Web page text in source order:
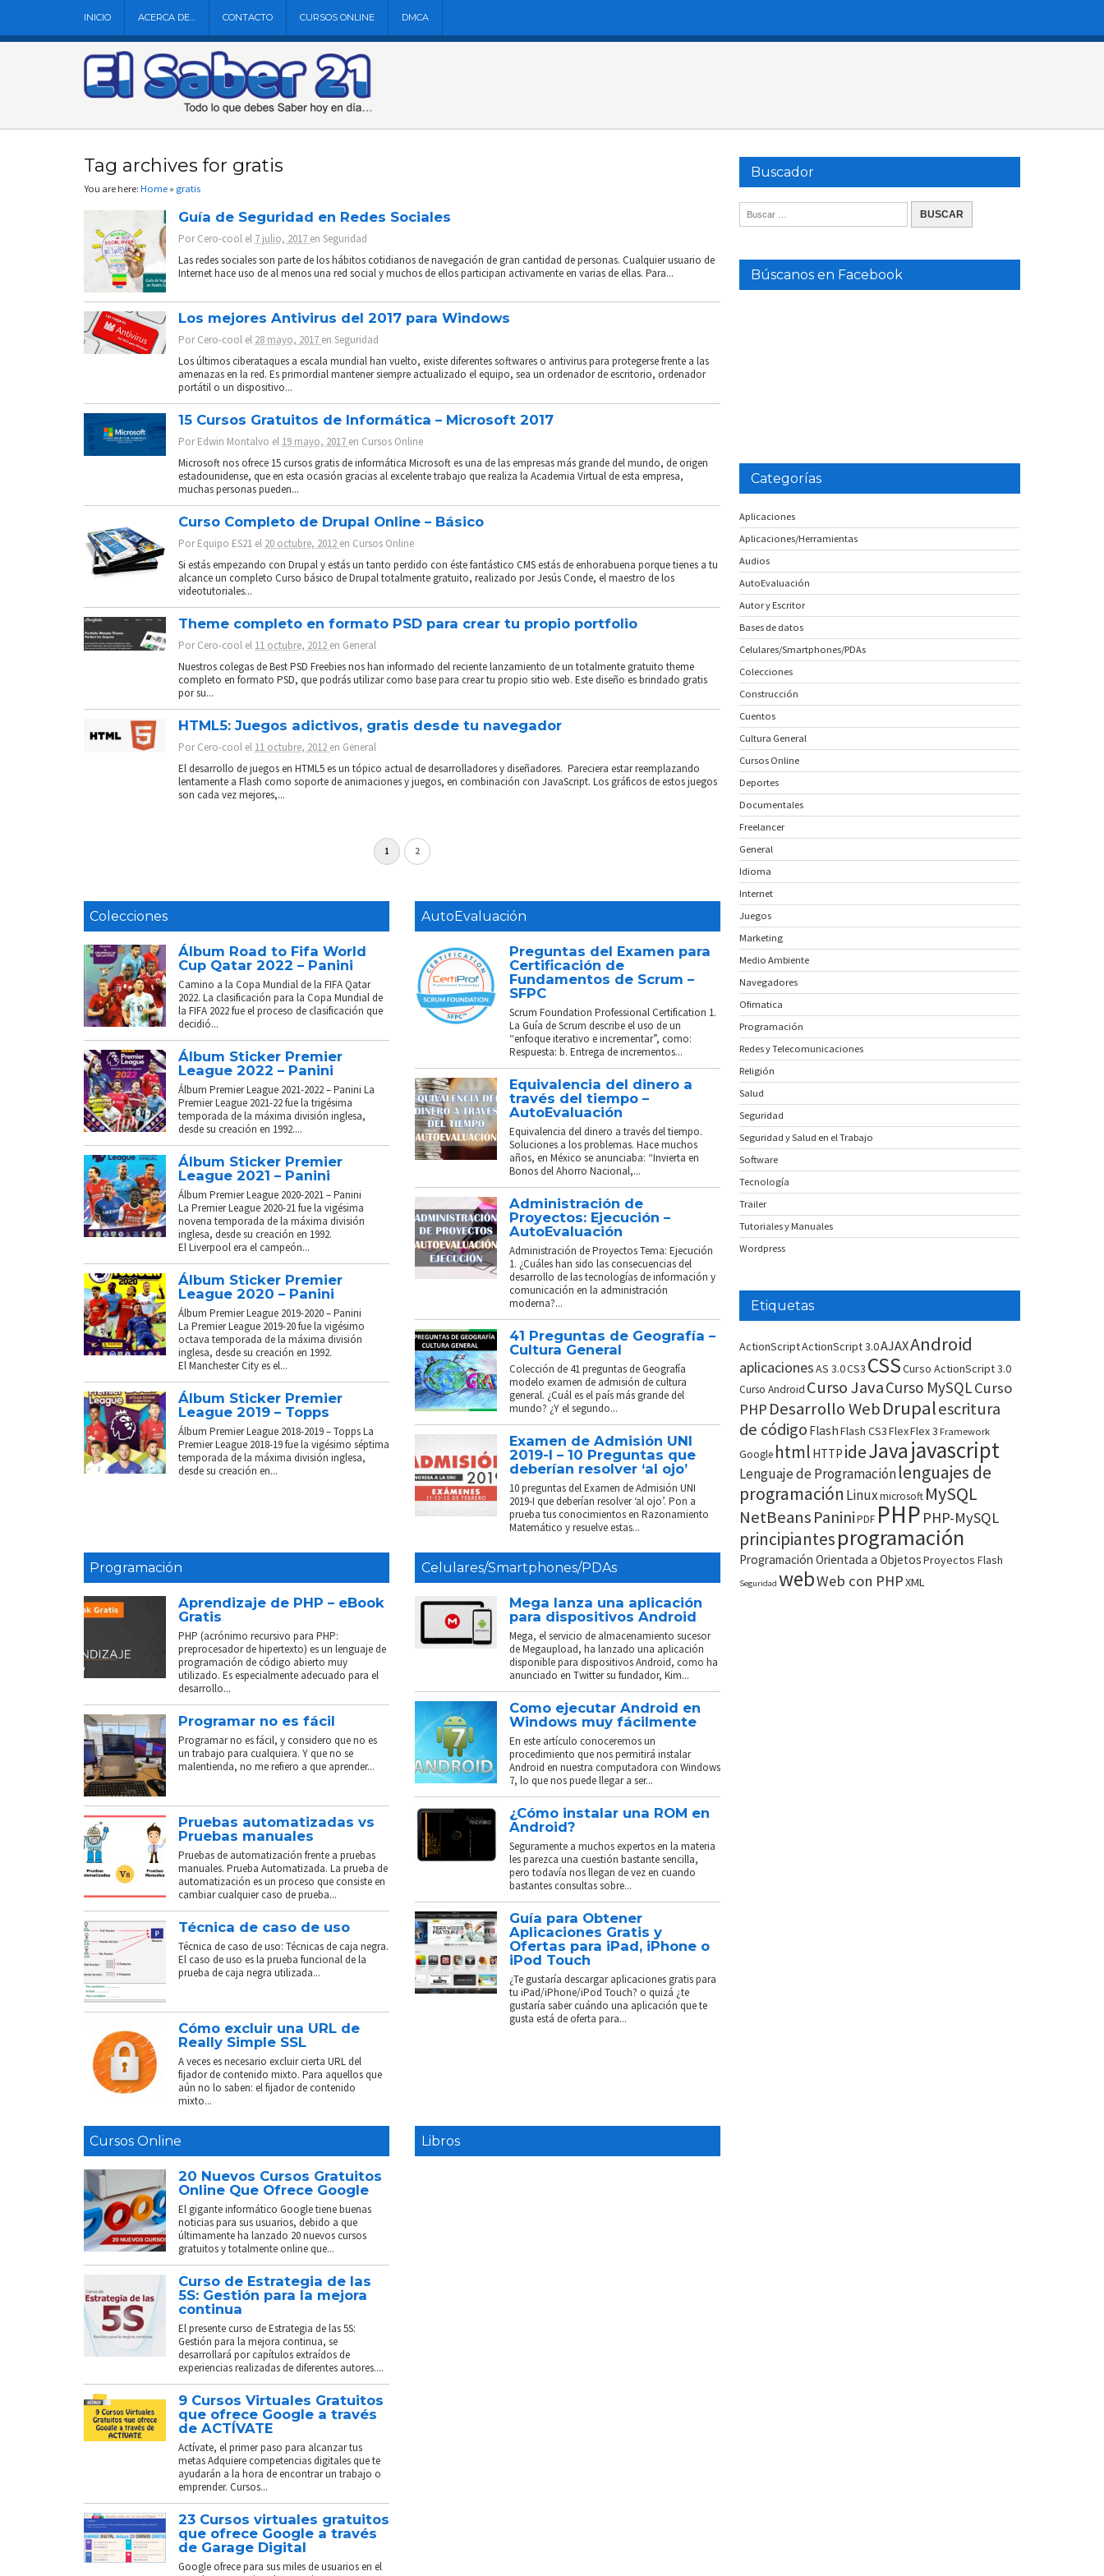
INICIO ACERCA DE… CONTACTO CURSOS ONLINE DMCA
Tag archives for gratis
You are here: Home » gratis
Guía de Seguridad en Redes Sociales
PorCero-cool el 7 julio, 2017 en Seguridad
Las redes sociales son parte de los hábitos cotidianos de navegación de gran cantidad de personas. Cualquier usuario de
Internet hace uso de al menos una red social y muchos de ellos participan activamente en varias de ellas. Para...
Los mejores Antivirus del 2017 para Windows
PorCero-cool el 28 mayo, 2017 en Seguridad
Los últimos ciberataques a escala mundial han vuelto, existe diferentes softwares o antivirus para protegerse frente a las
amenazas en la red. Es primordial mantener siempre actualizado el equipo, sea un ordenador de escritorio, ordenador
portátil o un dispositivo...
15 Cursos Gratuitos de Informática – Microsoft 2017
PorEdwin Montalvo el 19 mayo, 2017 en Cursos Online
Microsoft nos ofrece 15 cursos gratis de informática Microsoft es una de las empresas más grande del mundo, de origen
estadounidense, que en esta ocasión gracias al excelente trabajo que realiza la Academia Virtual de esta empresa,
muchas personas pueden...
Curso Completo de Drupal Online – Básico
PorEquipo ES21 el 20 octubre, 2012 en Cursos Online
Si estás empezando con Drupal y estás un tanto perdido con éste fantástico CMS estás de enhorabuena porque tienes a tu
alcance un completo Curso básico de Drupal totalmente gratuito, realizado por Jesús Conde, el maestro de los
videotutoriales...
Theme completo en formato PSD para crear tu propio portfolio
PorCero-cool el 11 octubre, 2012 en General
Nuestros colegas de Best PSD Freebies nos han informado del reciente lanzamiento de un totalmente gratuito theme
completo en formato PSD, que podrás utilizar como base para crear tu propio sitio web. Este diseño es brindado gratis
por su...
HTML5: Juegos adictivos, gratis desde tu navegador
PorCero-cool el 11 octubre, 2012 en General
El desarrollo de juegos en HTML5 es un tópico actual de desarrolladores y diseñadores. Pareciera estar reemplazando
lentamente a Flash como soporte de animaciones y juegos, en combinación con JavaScript. Los gráficos de estos juegos
son cada vez mejores,...
1 2
Colecciones
Álbum Road to Fifa World
Cup Qatar 2022 – Panini
Camino a la Copa Mundial de la FIFA Qatar
2022. La clasificación para la Copa Mundial de
la FIFA 2022 fue el proceso de clasificación que
decidió...
Álbum Sticker Premier
League 2022 – Panini
Álbum Premier League 2021-2022 – Panini La
Premier League 2021-22 fue la trigésima
temporada de la máxima división inglesa,
desde su creación en 1992....
Álbum Sticker Premier
League 2021 – Panini
Álbum Premier League 2020-2021 – Panini
La Premier League 2020-21 fue la vigésima
novena temporada de la máxima división
inglesa, desde su creación en 1992.
El Liverpool era el campeón...
Álbum Sticker Premier
League 2020 – Panini
Álbum Premier League 2019-2020 – Panini
La Premier League 2019-20 fue la vigésimo
octava temporada de la máxima división
inglesa, desde su creación en 1992.
El Manchester City es el...
Álbum Sticker Premier
League 2019 – Topps
Álbum Premier League 2018-2019 – Topps La
Premier League 2018-19 fue la vigésimo séptima
temporada de la máxima división inglesa,
desde su creación en...
AutoEvaluación
Preguntas del Examen para
Certificación de
Fundamentos de Scrum –
SFPC
Scrum Foundation Professional Certification 1.
La Guía de Scrum describe el uso de un
“enfoque iterativo e incrementar”, como:
Respuesta: b. Entrega de incrementos...
Equivalencia del dinero a
través del tiempo –
AutoEvaluación
Equivalencia del dinero a través del tiempo.
Soluciones a los problemas. Hace muchos
años, en México se anunciaba: “Invierta en
Bonos del Ahorro Nacional,...
Administración de
Proyectos: Ejecución –
AutoEvaluación
Administración de Proyectos Tema: Ejecución
1. ¿Cuáles han sido las consecuencias del
desarrollo de las tecnologías de información y
comunicación en la administración
moderna?...
41 Preguntas de Geografía –
Cultura General
Colección de 41 preguntas de Geografía
modelo examen de admisión de cultura
general. ¿Cuál es el país más grande del
mundo? ¿Y el segundo...
Examen de Admisión UNI
2019-I – 10 Preguntas que
deberían resolver ‘al ojo’
10 preguntas del Examen de Admisión UNI
2019-I que deberían resolver ‘al ojo’. Pon a
prueba tus conocimientos en Razonamiento
Matemático y resuelve estas...
Programación
Aprendizaje de PHP – eBook
Gratis
PHP (acrónimo recursivo para PHP:
preprocesador de hipertexto) es un lenguaje de
programación de código abierto muy
utilizado. Es especialmente adecuado para el
desarrollo...
Programar no es fácil
Programar no es fácil, y considero que no es
un trabajo para cualquiera. Y que no se
malentienda, no me refiero a que aprender...
Pruebas automatizadas vs
Pruebas manuales
Pruebas de automatización frente a pruebas
manuales. Prueba Automatizada. La prueba de
automatización es un proceso que consiste en
cambiar cualquier caso de prueba...
Técnica de caso de uso
Técnica de caso de uso: Técnicas de caja negra.
El caso de uso es la prueba funcional de la
prueba de caja negra utilizada...
Cómo excluir una URL de
Really Simple SSL
A veces es necesario excluir cierta URL del
fijador de contenido mixto. Para aquellos que
aún no lo saben: el fijador de contenido
mixto...
Celulares/Smartphones/PDAs
Mega lanza una aplicación
para dispositivos Android
Mega, el servicio de almacenamiento sucesor
de Megaupload, ha lanzado una aplicación
disponible para dispositivos Android, como ha
anunciado en Twitter su fundador, Kim...
Como ejecutar Android en
Windows muy fácilmente
En este artículo conoceremos un
procedimiento que nos permitirá instalar
Android en nuestra computadora con Windows
7, lo que nos puede llegar a ser...
¿Cómo instalar una ROM en
Android?
Seguramente a muchos expertos en la materia
les parezca una cuestión bastante sencilla,
pero todavía nos llegan de vez en cuando
bastantes consultas sobre...
Guía para Obtener
Aplicaciones Gratis y
Ofertas para iPad, iPhone o
iPod Touch
¿Te gustaría descargar aplicaciones gratis para
tu iPad/iPhone/iPod Touch? o quizá ¿te
gustaría saber cuándo una aplicación que te
gusta está de oferta para...
Cursos Online
20 Nuevos Cursos Gratuitos
Online Que Ofrece Google
El gigante informático Google tiene buenas
noticias para sus usuarios, debido a que
últimamente ha lanzado 20 nuevos cursos
gratuitos y totalmente online que...
Curso de Estrategia de las
5S: Gestión para la mejora
continua
El presente curso de Estrategia de las 5S:
Gestión para la mejora continua, se
desarrollará por capítulos extraídos de
experiencias realizadas de diferentes autores....
9 Cursos Virtuales Gratuitos
que ofrece Google a través
de ACTÍVATE
Actívate, el primer paso para alcanzar tus
metas Adquiere competencias digitales que te
ayudarán a la hora de encontrar un trabajo o
emprender. Cursos...
23 Cursos virtuales gratuitos
que ofrece Google a través
de Garage Digital
Google ofrece para sus miles de usuarios en el
Libros
Buscador
Búscanos en Facebook
Categorías
Aplicaciones
Aplicaciones/Herramientas
Audios
AutoEvaluación
Autor y Escritor
Bases de datos
Celulares/Smartphones/PDAs
Colecciones
Construcción
Cuentos
Cultura General
Cursos Online
Deportes
Documentales
Freelancer
General
Idioma
Internet
Juegos
Marketing
Medio Ambiente
Navegadores
Ofimatica
Programación
Redes y Telecomunicaciones
Religión
Salud
Seguridad
Seguridad y Salud en el Trabajo
Software
Tecnología
Trailer
Tutoriales y Manuales
Wordpress
Etiquetas
ActionScriptActionScript 3.0AJAXAndroid
aplicacionesAS 3.0CS3 CSSCurso ActionScript 3.0
Curso Android Curso JavaCurso MySQLCurso
PHP Desarrollo WebDrupalescritura
de código FlashFlash CS3FlexFlex 3 Framework
Google html HTTP ideJavajavascript
Lenguaje de Programaciónlenguajes de
programación Linuxmicrosoft MySQL
NetBeans PaniniPDF PHP PHP-MySQL
principiantesprogramación
Programación Orientada a ObjetosProyectos Flash
Seguridad webWeb con PHPXML